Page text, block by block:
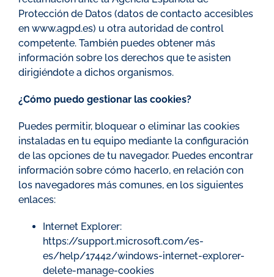
Protección de Datos (datos de contacto accesibles
en www.agpd.es) u otra autoridad de control
competente. También puedes obtener más
información sobre los derechos que te asisten
dirigiéndote a dichos organismos.
¿Cómo puedo gestionar las cookies?
Puedes permitir, bloquear o eliminar las cookies
instaladas en tu equipo mediante la configuración
de las opciones de tu navegador. Puedes encontrar
información sobre cómo hacerlo, en relación con
los navegadores más comunes, en los siguientes
enlaces:
Internet Explorer:
https://support.microsoft.com/es-
es/help/17442/windows-internet-explorer-
delete-manage-cookies